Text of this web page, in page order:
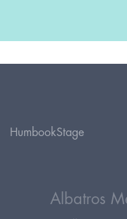
HumbookStage
Albatros